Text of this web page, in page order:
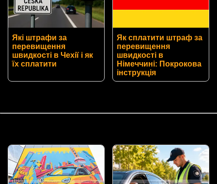
Які штрафи за
перевищення
швидкості в Чехії і як
їх сплатити
Як сплатити штраф за
перевищення
швидкості в
Німеччині: Покрокова
інструкція